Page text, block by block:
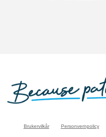
Brukervilkår Personvernpolicy